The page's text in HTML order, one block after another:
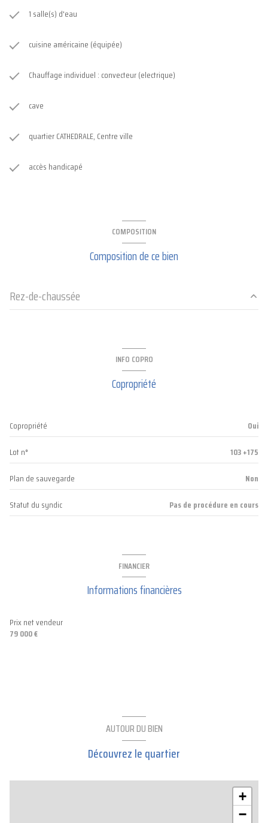
1 salle(s) d'eau
cuisine américaine (équipée)
Chauffage individuel : convecteur (electrique)
cave
quartier CATHEDRALE, Centre ville
accès handicapé
COMPOSITION
Composition de ce bien
Rez-de-chaussée
INFO COPRO
Copropriété
Copropriété
Oui
Lot n°
103 +175
Plan de sauvegarde
Non
Statut du syndic
Pas de procédure en cours
FINANCIER
Informations financières
Prix net vendeur
79 000 €
AUTOUR DU BIEN
Découvrez le quartier
+
−